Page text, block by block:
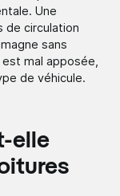
Une
de circulation
sans
mal apposée,
de véhicule.
elle